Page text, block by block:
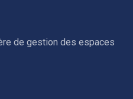
de gestion des espaces